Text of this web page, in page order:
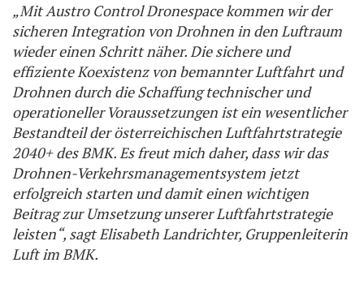
„Mit Austro Control Dronespace kommen wir der
sicheren Integration von Drohnen in den Luftraum
wieder einen Schritt näher. Die sichere und
effiziente Koexistenz von bemannter Luftfahrt und
Drohnen durch die Schaffung technischer und
operationeller Voraussetzungen ist ein wesentlicher
Bestandteil der österreichischen Luftfahrtstrategie
2040+ des BMK. Es freut mich daher, dass wir das
Drohnen-Verkehrsmanagementsystem jetzt
erfolgreich starten und damit einen wichtigen
Beitrag zur Umsetzung unserer Luftfahrtstrategie
leisten“, sagt Elisabeth Landrichter, Gruppenleiterin
Luft im BMK.